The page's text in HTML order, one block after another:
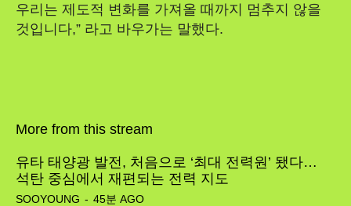
우리는 제도적 변화를 가져올 때까지 멈추지 않을
것입니다,” 라고 바우가는 말했다.
More from this stream
유타 태양광 발전, 처음으로 ‘최대 전력원’ 됐다…
석탄 중심에서 재편되는 전력 지도
SOOYOUNG - 45분 AGO